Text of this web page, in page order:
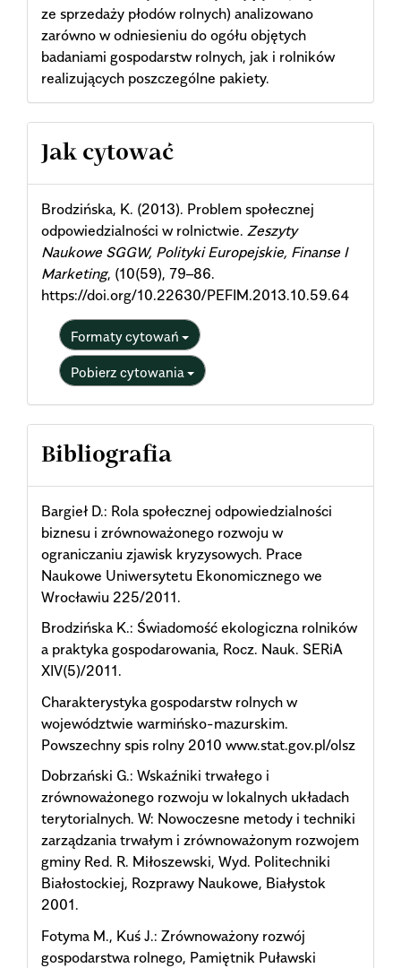
ze sprzedaży płodów rolnych) analizowano
zarówno w odniesieniu do ogółu objętych
badaniami gospodarstw rolnych, jak i rolników
realizujących poszczególne pakiety.
Article
Details
Jak cytować
Brodzińska, K. (2013). Problem społecznej
odpowiedzialności w rolnictwie. Zeszyty
Naukowe SGGW, Polityki Europejskie, Finanse I
Marketing, (10(59), 79–86.
https://doi.org/10.22630/PEFIM.2013.10.59.64
Formaty cytowań
Pobierz cytowania
Bibliografia
Bargieł D.: Rola społecznej odpowiedzialności
biznesu i zrównoważonego rozwoju w
ograniczaniu zjawisk kryzysowych. Prace
Naukowe Uniwersytetu Ekonomicznego we
Wrocławiu 225/2011.
Brodzińska K.: Świadomość ekologiczna rolników
a praktyka gospodarowania, Rocz. Nauk. SERiA
XIV(5)/2011.
Charakterystyka gospodarstw rolnych w
województwie warmińsko-mazurskim.
Powszechny spis rolny 2010 www.stat.gov.pl/olsz
Dobrzański G.: Wskaźniki trwałego i
zrównoważonego rozwoju w lokalnych układach
terytorialnych. W: Nowoczesne metody i techniki
zarządzania trwałym i zrównoważonym rozwojem
gminy Red. R. Miłoszewski, Wyd. Politechniki
Białostockiej, Rozprawy Naukowe, Białystok
2001.
Fotyma M., Kuś J.: Zrównoważony rozwój
gospodarstwa rolnego, Pamiętnik Puławski